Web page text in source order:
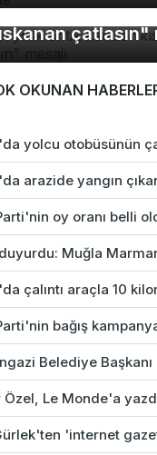
yıllık antik
çatlasın"
OKUNAN
yolcu otobüsünün
arazide yangın
oy oranı belli
duyurdu: Muğla
çalıntı araçla 10
bağış
Belediye Başkanı
Le Monde'a
'internet